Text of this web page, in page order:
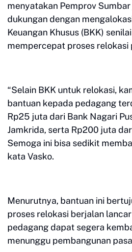
menyatakan Pemprov
dukungan dengan
Keuangan Khusus (BKK)
mempercepat proses relokasi
“Selain BKK untuk relokasi,
bantuan kepada pedagang
Rp25 juta dari Bank Nagari
Jamkrida, serta Rp200 juta
Semoga ini bisa sedikit
kata Vasko.
Menurutnya, bantuan ini
proses relokasi berjalan
pedagang dapat segera
menunggu pembangunan